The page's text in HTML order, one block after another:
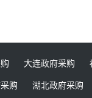
大连政府采购
购
湖北政府采购